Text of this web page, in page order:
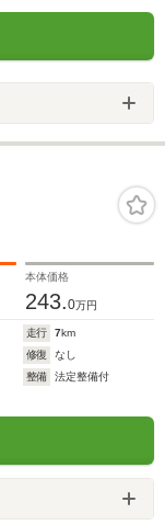
本体価格
243.0万円
走行 7km
修復
なし
整備
法定整備付